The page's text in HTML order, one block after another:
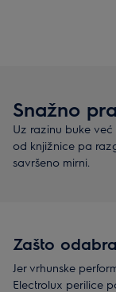
Snažno
Uz razinu buke već
od knjižnice pa
savršeno mirni.
Zašto
Jer vrhunske
Electrolux perilice